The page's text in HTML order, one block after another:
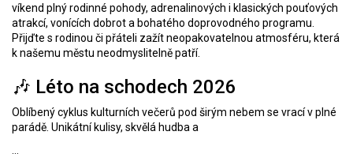
víkend plný rodinné pohody, adrenalinových i klasických pouťových
atrakcí, vonících dobrot a bohatého doprovodného programu.
Přijďte s rodinou či přáteli zažít neopakovatelnou atmosféru, která
k našemu městu neodmyslitelně patří.
🎶 Léto na schodech 2026
Oblíbený cyklus kulturních večerů pod širým nebem se vrací v plné
parádě. Unikátní kulisy, skvělá hudba a